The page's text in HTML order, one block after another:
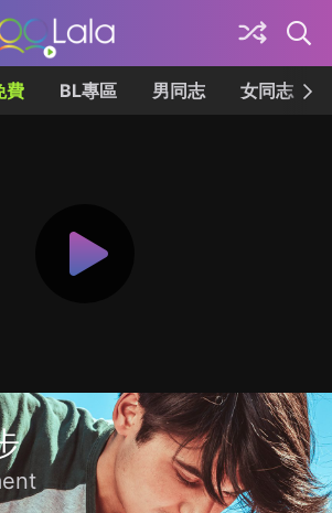
費 BL專區 男同志 女同志